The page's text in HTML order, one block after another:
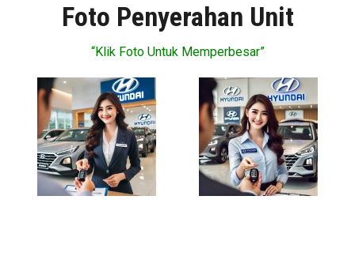
Foto Penyerahan Unit
“Klik Foto Untuk Memperbesar”